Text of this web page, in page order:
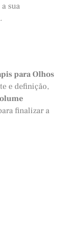
sua
para Olhos
e definição,
finalizar a